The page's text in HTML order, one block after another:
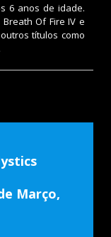
6 anos de idade.
Breath Of Fire IV e
títulos como
Março,